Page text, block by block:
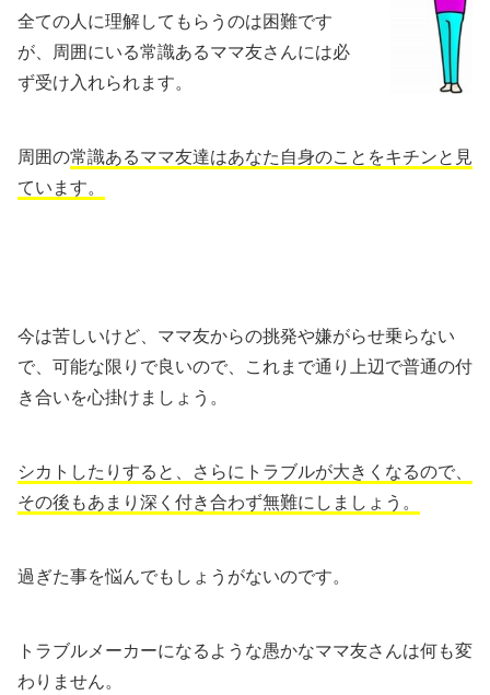
全ての人に理解してもらうのは困難です
が、周囲にいる常識あるママ友さんには必
ず受け入れられます。
周囲の常識あるママ友達はあなた自身のことをキチンと見
ています。
今は苦しいけど、ママ友からの挑発や嫌がらせ乗らない
で、可能な限りで良いので、これまで通り上辺で普通の付
き合いを心掛けましょう。
シカトしたりすると、さらにトラブルが大きくなるので、
その後もあまり深く付き合わず無難にしましょう。
過ぎた事を悩んでもしょうがないのです。
トラブルメーカーになるような愚かなママ友さんは何も変
わりません。